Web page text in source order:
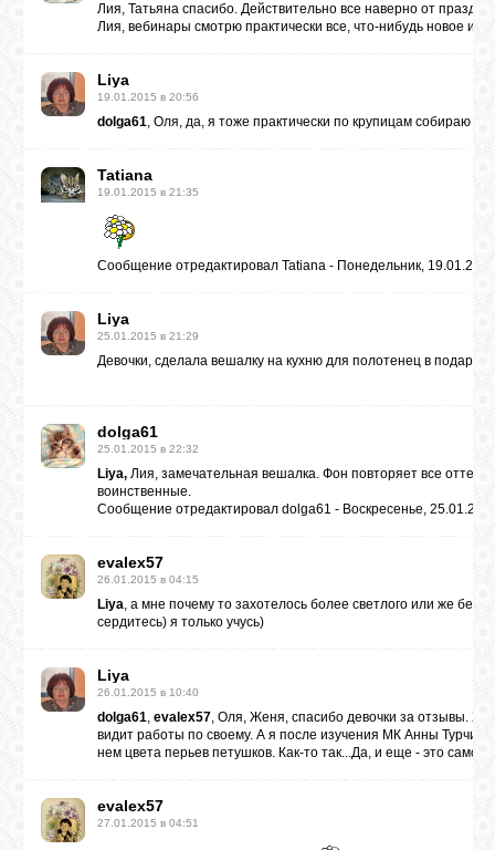
Лия, Татьяна спасибо. Действительно все наверно от
Лия, вебинары смотрю практически все, что-нибудь новое и
Liya
19.01.2015 в 20:56
dolga61, Оля, да, я тоже практически по крупицам собираю
Tatiana
19.01.2015 в 21:35
Сообщение отредактировал Tatiana - Понедельник,
Liya
25.01.2015 в 21:29
Девочки, сделала вешалку на кухню для полотенец в подарок
dolga61
25.01.2015 в 22:32
Liya, Лия, замечательная вешалка. Фон повторяет все
воинственные.
Сообщение отредактировал dolga61 - Воскресенье,
evalex57
26.01.2015 в 04:15
Liya, а мне почему то захотелось более светлого или же
сердитесь) я только учусь)
Liya
26.01.2015 в 10:40
dolga61, evalex57, Оля, Женя, спасибо девочки за отзывы.
видит работы по своему. А я после изучения МК Анны
нем цвета перьев петушков. Как-то так...Да, и еще - это
evalex57
27.01.2015 в 04:51